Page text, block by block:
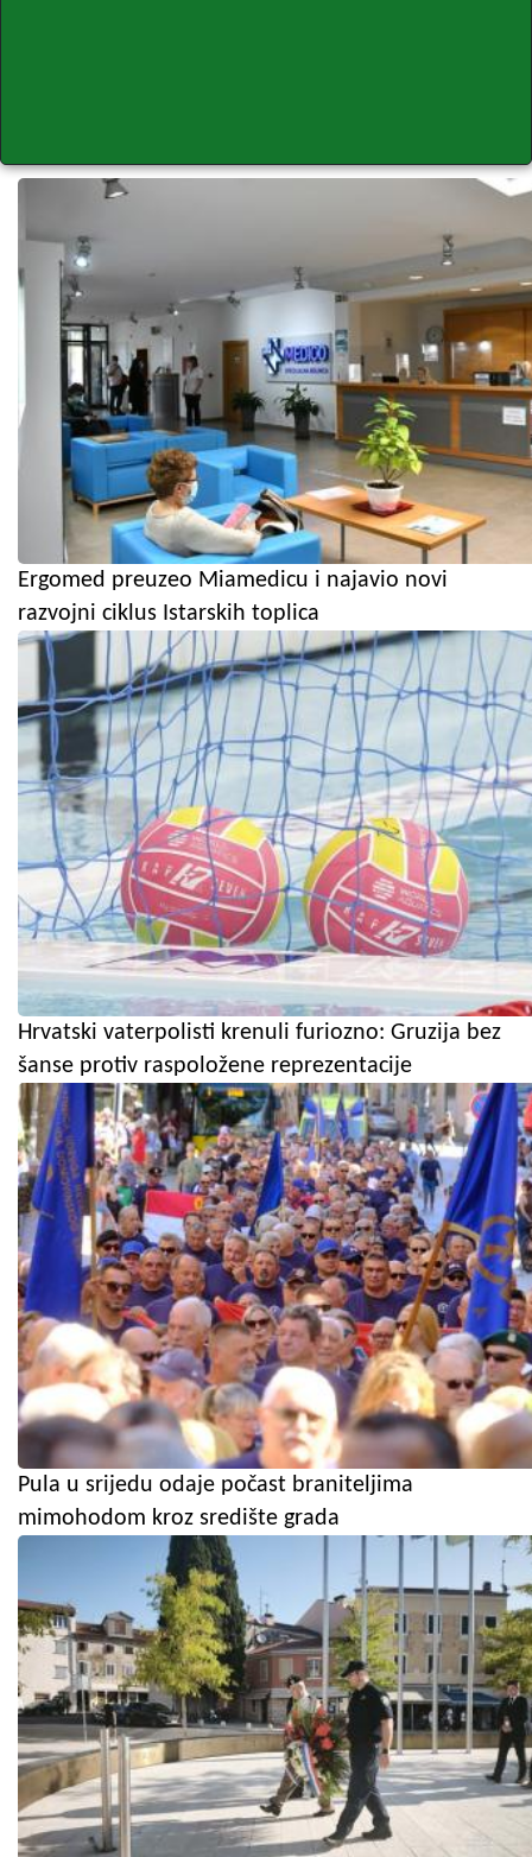
Ergomed preuzeo Miamedicu i najavio novi
razvojni ciklus Istarskih toplica
Hrvatski vaterpolisti krenuli furiozno: Gruzija bez
šanse protiv raspoložene reprezentacije
Pula u srijedu odaje počast braniteljima
mimohodom kroz središte grada